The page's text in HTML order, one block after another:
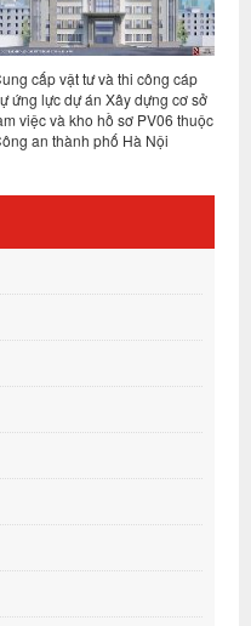
Thiết kế, cung cấp vật tư và thi
công cáp dự ứng lực dự án Đầu tư
xây dựng xưởng sản xuất, gia
công các sản phẩm điện chiếu